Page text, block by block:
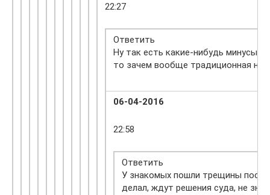
22:27
Ответить
Ну так есть какие-нибудь минусы у
то зачем вообще традиционная
06-04-2016
22:58
Ответить
У знакомых пошли трещины после
делал, ждут решения суда, не